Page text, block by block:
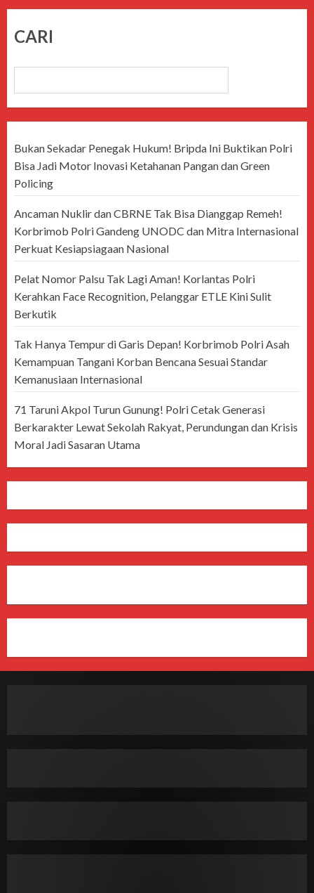
CARI
Bukan Sekadar Penegak Hukum! Bripda Ini Buktikan Polri
Bisa Jadi Motor Inovasi Ketahanan Pangan dan Green
Policing
Ancaman Nuklir dan CBRNE Tak Bisa Dianggap Remeh!
Korbrimob Polri Gandeng UNODC dan Mitra Internasional
Perkuat Kesiapsiagaan Nasional
Pelat Nomor Palsu Tak Lagi Aman! Korlantas Polri
Kerahkan Face Recognition, Pelanggar ETLE Kini Sulit
Berkutik
Tak Hanya Tempur di Garis Depan! Korbrimob Polri Asah
Kemampuan Tangani Korban Bencana Sesuai Standar
Kemanusiaan Internasional
71 Taruni Akpol Turun Gunung! Polri Cetak Generasi
Berkarakter Lewat Sekolah Rakyat, Perundungan dan Krisis
Moral Jadi Sasaran Utama